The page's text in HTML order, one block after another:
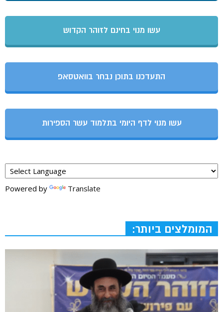
עשו מנוי בחינם לזוהר הקדוש
התעדכנו בתוכן נבחר בוואטסאפ
עשו מנוי לדף היומי בתלמוד עשר הספירות
Powered by Translate
המומלצים ביותר: